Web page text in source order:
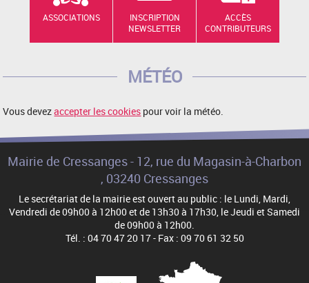
ASSOCIATIONS
INSCRIPTION
NEWSLETTER
ACCÈS
CONTRIBUTEURS
MÉTÉO
Vous devezaccepter les cookies pour voir la météo.
Mairie de Cressanges - 12, rue du Magasin-à-Charbon
, 03240 Cressanges
Le secrétariat de la mairie est ouvert au public : le Lundi, Mardi,
Vendredi de 09h00 à 12h00 et de 13h30 à 17h30, le Jeudi et Samedi
de 09h00 à 12h00.
Tél. : 04 70 47 20 17 - Fax : 09 70 61 32 50